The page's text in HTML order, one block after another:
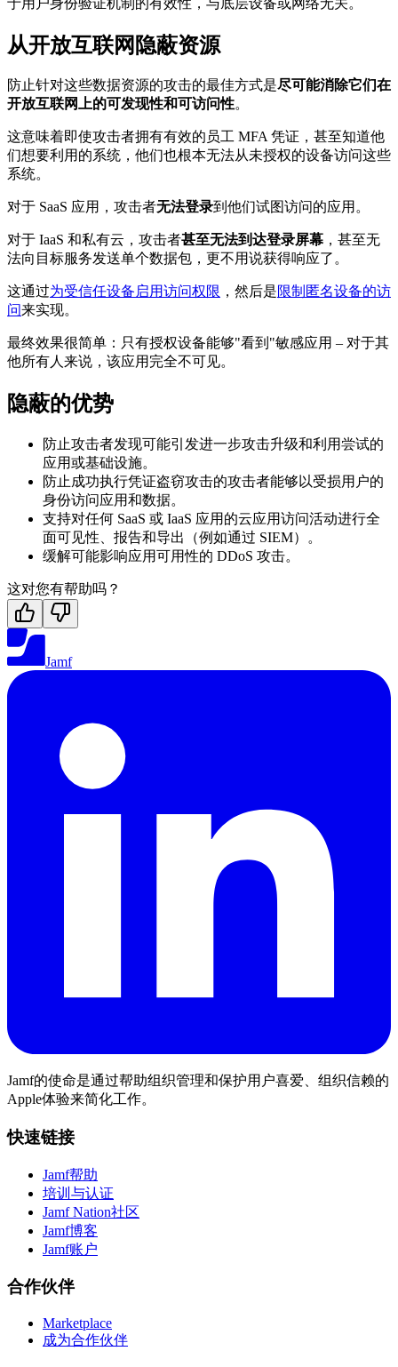
从开放互联网隐蔽资源
防止针对这些数据资源的攻击的最佳方式是尽可能消除它们在
开放互联网上的可发现性和可访问性。
这意味着即使攻击者拥有有效的员工 MFA 凭证，甚至知道他
们想要利用的系统，他们也根本无法从未授权的设备访问这些
系统。
对于 SaaS 应用，攻击者无法登录到他们试图访问的应用。
对于 IaaS 和私有云，攻击者甚至无法到达登录屏幕 ，甚至无
法向目标服务发送单个数据包，更不用说获得响应了。
这通过为受信任设备启用访问权限 ，然后是限制匿名设备的访
问来实现。
最终效果很简单：只有授权设备能够"看到"敏感应用 – 对于其
他所有人来说，该应用完全不可见。
隐蔽的优势
防止攻击者发现可能引发进一步攻击升级和利用尝试的
应用或基础设施。
防止成功执行凭证盗窃攻击的攻击者能够以受损用户的
身份访问应用和数据。
支持对任何 SaaS 或 IaaS 应用的云应用访问活动进行全
面可见性、报告和导出（例如通过 SIEM）。
缓解可能影响应用可用性的 DDoS 攻击。
这对您有帮助吗？
Jamf
Jamf的使命是通过帮助组织管理和保护用户喜爱、组织信赖的
Apple体验来简化工作。
快速链接
Jamf帮助
培训与认证
Jamf Nation社区
Jamf博客
Jamf账户
合作伙伴
Marketplace
成为合作伙伴